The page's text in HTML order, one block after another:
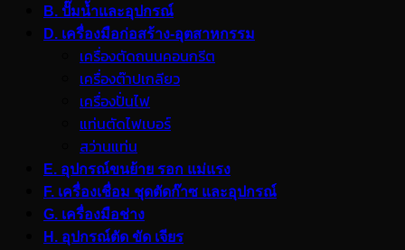
B. ปั๊มน้ำและอุปกรณ์
D. เครื่องมือก่อสร้าง-อุตสาหกรรม
เครื่องตัดถนนคอนกรีต
เครื่องต๊าปเกลียว
เครื่องปั่นไฟ
แท่นตัดไฟเบอร์
สว่านแท่น
E. อุปกรณ์ขนย้าย รอก แม่แรง
F. เครื่องเชื่อม ชุดตัดก๊าซ และอุปกรณ์
G. เครื่องมือช่าง
H. อุปกรณ์ตัด ขัด เจียร